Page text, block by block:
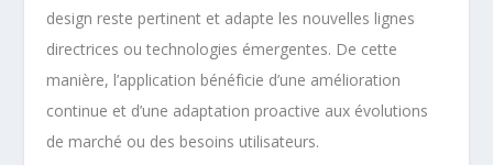
design reste pertinent et adapte les nouvelles lignes
directrices ou technologies émergentes. De cette
manière, l’application bénéficie d’une amélioration
continue et d’une adaptation proactive aux évolutions
de marché ou des besoins utilisateurs.